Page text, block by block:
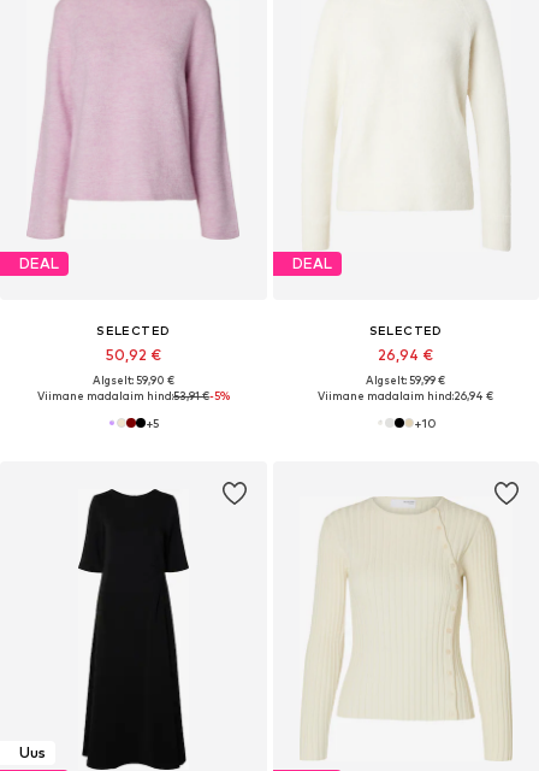
DEAL
SELECTED
50,92 €
Algselt: 59,90 €
Viimane madalaim hind:53,91 €-5%
+5
DEAL
SELECTED
26,94 €
Algselt: 59,99 €
Viimane madalaim hind:26,94 €
+10
Uus